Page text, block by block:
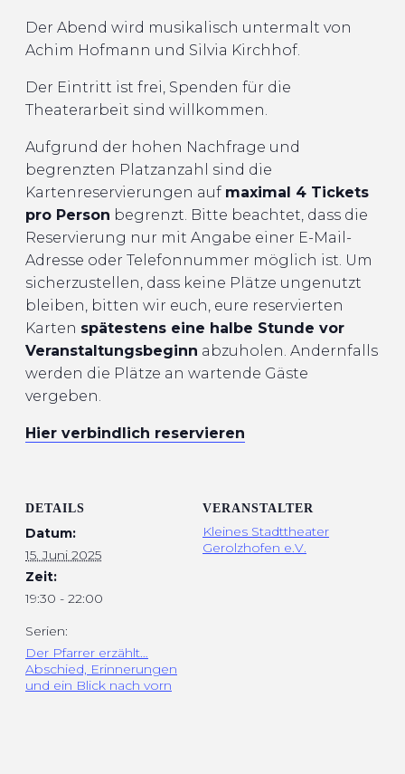
Der Abend wird musikalisch untermalt von
Achim Hofmann und Silvia Kirchhof.
Der Eintritt ist frei, Spenden für die
Theaterarbeit sind willkommen.
Aufgrund der hohen Nachfrage und
begrenzten Platzanzahl sind die
Kartenreservierungen auf maximal 4 Tickets
pro Person begrenzt. Bitte beachtet, dass die
Reservierung nur mit Angabe einer E-Mail-
Adresse oder Telefonnummer möglich ist. Um
sicherzustellen, dass keine Plätze ungenutzt
bleiben, bitten wir euch, eure reservierten
Karten spätestens eine halbe Stunde vor
Veranstaltungsbeginn abzuholen. Andernfalls
werden die Plätze an wartende Gäste
vergeben.
Hier verbindlich reservieren
DETAILS
Datum:
15. Juni 2025
Zeit:
19:30 - 22:00
Serien:
Der Pfarrer erzählt…
Abschied, Erinnerungen
und ein Blick nach vorn
VERANSTALTER
Kleines Stadttheater
Gerolzhofen e.V.